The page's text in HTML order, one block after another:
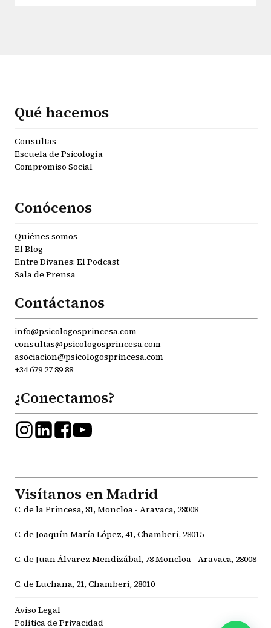
Qué hacemos
Consultas
Escuela de Psicología
Compromiso Social
Conócenos
Quiénes somos
El Blog
Entre Divanes: El Podcast
Sala de Prensa
Contáctanos
info@psicologosprincesa.com
consultas@psicologosprincesa.com
asociacion@psicologosprincesa.com
+34 679 27 89 88
¿Conectamos?
Visítanos en Madrid
C. de la Princesa, 81, Moncloa - Aravaca, 28008
C. de Joaquín María López, 41, Chamberí, 28015
C. de Juan Álvarez Mendizábal, 78 Moncloa - Aravaca, 28008
C. de Luchana, 21, Chamberí, 28010
Aviso Legal
Política de Privacidad